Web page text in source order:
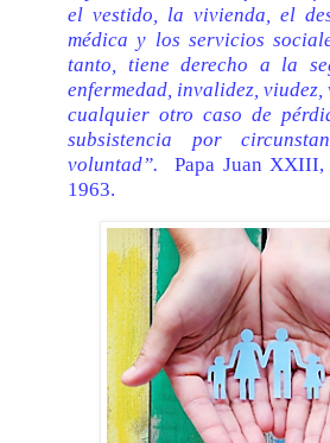
el vestido, la vivienda, el
médica y los servicios
tanto, tiene derecho a la
enfermedad, invalidez, viudez,
cualquier otro caso de
subsistencia por
voluntad”.
Papa Juan
1963.